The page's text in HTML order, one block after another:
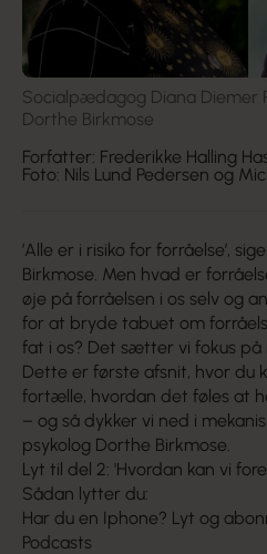
Socialpædagog Diana Diemer
Dorthe Birkmose
Forfatter: Frederikke Halling
Foto: Nils Lund Pedersen og
’Alle er i risiko for forråelse’,
Birkmose. Men hvad er
øje på forråelsen i os selv og
for at bryde tabuet om
fat i os? Det sætter vi fokus på
Dette er første afsnit, hvor du
fortælle, hvordan det føles at
– og så dykker vi ned i
psykolog Dorthe Birkmose.
Lyt til del 2: 'Hvordan kan vi
Sådan lytter du:
Har du en Iphone? Lyt og
Podcasts